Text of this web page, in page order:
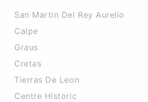
San Martin Del Rey Aurelio
Calpe
Graus
Cretas
Tierras De Leon
Centre Historic